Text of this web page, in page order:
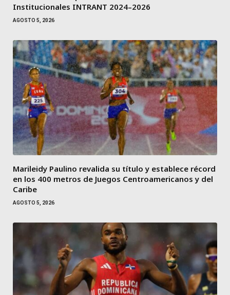
Institucionales INTRANT 2024–2026
AGOSTO 5, 2026
Marileidy Paulino revalida su título y establece récord
en los 400 metros de Juegos Centroamericanos y del
Caribe
AGOSTO 5, 2026